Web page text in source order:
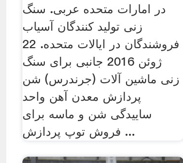
در امارات متحده عربی. سنگ
زنی تولید کنندگان آسیاب
فروشندگان در ایالات متحده. 22
ژوئن 2016 جانبی برای سنگ
زنی ماشین آلات (جرندرس) شن
پردازش معدن آهن واحد
ساییدگی شن و ماسه برای
فروش توپ پردازش ...